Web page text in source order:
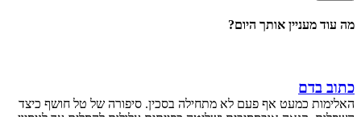
מה עוד מעניין אותך היום?
כתוב בדם
האלימות כמעט אף פעם לא מתחילה בסכין. סיפורה של טל חושף כיצד